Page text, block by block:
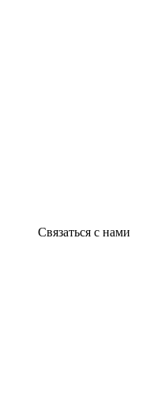
Связаться с нами